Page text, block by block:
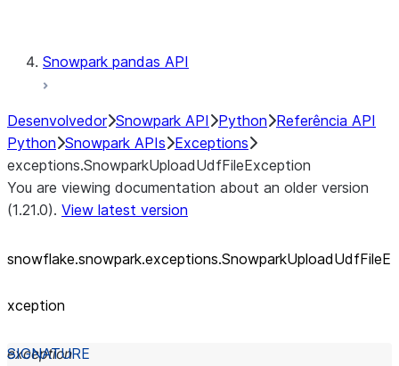
Snowpark pandas API
Desenvolvedor Snowpark API Python Referência API
Python Snowpark APIs Exceptions
exceptions.SnowparkUploadUdfFileException
You are viewing documentation about an older version
(1.21.0). View latest version
snowflake.snowpark.exceptions.SnowparkUploadUdfFileE
xception
exception